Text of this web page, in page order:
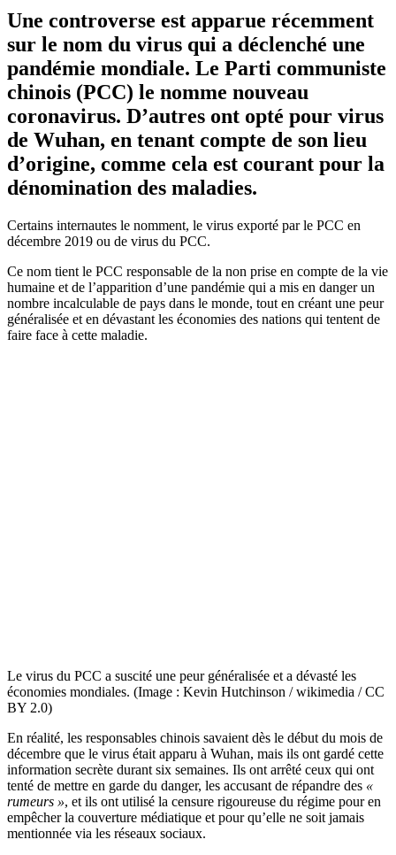
Une controverse est apparue récemment
sur le nom du virus qui a déclenché une
pandémie mondiale. Le Parti communiste
chinois (PCC) le nomme nouveau
coronavirus. D’autres ont opté pour virus
de Wuhan, en tenant compte de son lieu
d’origine, comme cela est courant pour la
dénomination des maladies.
Certains internautes le nomment, le virus exporté par le PCC en
décembre 2019 ou de virus du PCC.
Ce nom tient le PCC responsable de la non prise en compte de la vie
humaine et de l’apparition d’une pandémie qui a mis en danger un
nombre incalculable de pays dans le monde, tout en créant une peur
généralisée et en dévastant les économies des nations qui tentent de
faire face à cette maladie.
Le virus du PCC a suscité une peur généralisée et a dévasté les
économies mondiales. (Image : Kevin Hutchinson / wikimedia / CC
BY 2.0)
En réalité, les responsables chinois savaient dès le début du mois de
décembre que le virus était apparu à Wuhan, mais ils ont gardé cette
information secrète durant six semaines. Ils ont arrêté ceux qui ont
tenté de mettre en garde du danger, les accusant de répandre des «
rumeurs », et ils ont utilisé la censure rigoureuse du régime pour en
empêcher la couverture médiatique et pour qu’elle ne soit jamais
mentionnée via les réseaux sociaux.